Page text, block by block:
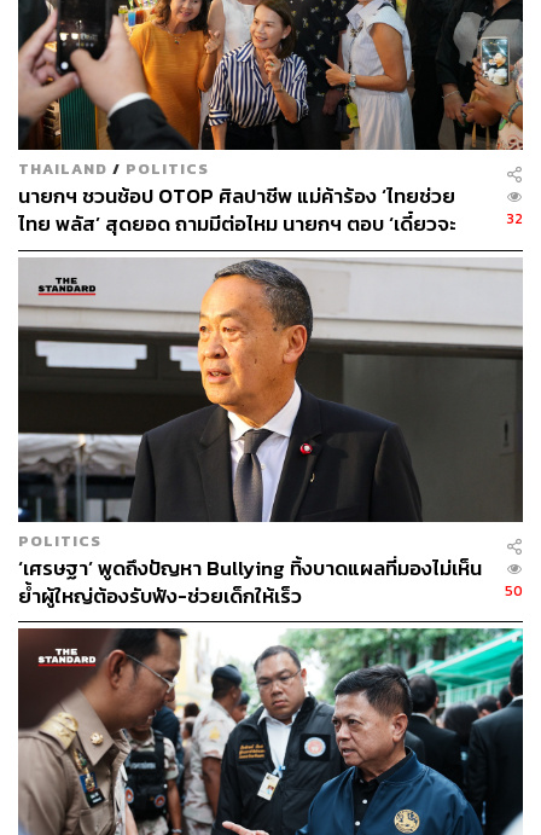
รัฐบาล การกำหนดพื้นที่เร่งด่วนตามมาตรา 5 (10) ของ
ประมวลกฎหมายยาเสพติด การลดผู้เสพและผู้ติดยาเสพติด
การลดผลกระทบจากผู้ป่วยจิตเวช การขยายผลหัวโทนโมเดล
ซึ่งประสบความสำเร็จจนได้รับการจัดให้เป็นโมเดลต้นแบบ
ของการแก้ปัญหาผู้ป่วยในชุมชนจิตเวชและในชุมชนก่อเหตุ
รุนแรง และ (ร่าง) ประกาศกระทรวงสาธารณสุขว่าด้วยการ
ระบุชื่อยาเสพติดให้โทษตามประมวลกฎหมายยาเสพติด
จำนวน 2 ฉบับ
ทั้งนี้ นายกรัฐมนตรีได้แสดงความห่วงใยว่า ปัญหานี้ต้องการ
ให้ได้รับการแก้ไขโดยเร็วที่สุด โดยขอให้ดำเนินการอย่างเร่ง
ด่วน และหากติดขัดมีปัญหาในส่วนไหนขอให้ดำเนินการ
แก้ไข และห่วงใยผู้ติดยาเสพติดที่ได้รับการดูแลและคืนสู่
สังคมอย่างปลอดภัยแล้วว่าต้องหางาน หาอาชีพให้ผู้นั้น เพื่อ
กลับเข้าสู่สังคม ครอบครัวได้อย่างสมบูรณ์ ไม่กลับไปหาสิ่ง
เสพติดอีก
อย่างไรก็ตาม วานนี้ (30 ตุลาคม) นพ.ชลน่าน ศรีแก้ว
รัฐมนตรีว่าการกระทรวงสาธารณสุข ได้กล่าวในการประชุม
เชิงปฏิบัติการเพื่อขับเคลื่อนนโยบายด้านการบำบัดรักษาผู้ติด
ยาเสพติด ประจำปีงบประมาณ 2567 ว่า รัฐบาลมีนโยบายมุ่ง
เน้นการแก้ไขปัญหายาเสพติด โดยประกาศให้เป็นวาระแห่ง
ชาติภายใต้ความร่วมมือของทุกหน่วยงาน โดยยึดหลักเปลี่ยน
ผู้เสพเป็นผู้ป่วย สนับสนุนให้ผู้เสพเข้ารับการบำบัดรักษาอย่าง
มีประสิทธิภาพและทั่วถึง โดยการครอบครองยาบ้าน้อยกว่า
10 เม็ดให้ถือเป็นผู้เสพที่ต้องได้รับการบำบัดในฐานะผู้ป่วย แต่
ถือครองมากกว่า 10 เม็ดให้ถือเป็นผู้ค้า พร้อมเข้ารับการ
บำบัดและดำเนินคดีจากเจ้าหน้าที่ตำรวจ
THAILAND / POLITICS
นายกฯ ชวนช้อป OTOP ศิลปาชีพ แม่ค้าร้อง ‘ไทยช่วย
ไทย พลัส’ สุดยอด ถามมีต่อไหม นายกฯ ตอบ ‘เดี๋ยวจะ
พยายาม’
32
POLITICS
‘เศรษฐา’ พูดถึงปัญหา Bullying ทิ้งบาดแผลที่มองไม่เห็น
ย้ำผู้ใหญ่ต้องรับฟัง-ช่วยเด็กให้เร็ว
50